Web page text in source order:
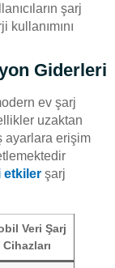
şarj
kullanımını
Giderleri
ev şarj
uzaktan
ayarlara erişim
etkiler şarj
Veri Şarj
Cihazları